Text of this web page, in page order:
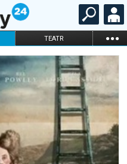
TEATR ...
STAND-UP
KARNETY